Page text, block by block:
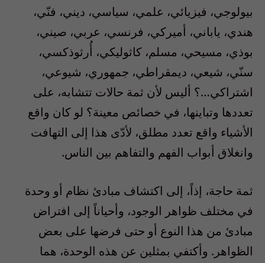
بيولوجي، فيزيائي، علمي، سياسي، ديني، فنّي،
هندي، ياباني، أميركي، فرنسي، عربي، صيني،
بوذي، مسيحي، مسلم، كاثوليكي، أُرثوذكسي،
سنّي، شيعي، ديمقراطي، جمهوري، شيوعي،
اشتراكي…؟ أليس لأن ثمة حالات تتشابه، على
تعددها وتباينها، في خصائص معينة؟ لو كان واقع
الأشياء واقع تعدد مطلق، لأدّى هذا إلى التهافت
وانغلاق أبواب الفهم والتفاهم بين الناس.
ثمة حاجة، إذاً، إلى اكتشاف مبادئ نظام أو وحدة
في مختلف ظواهر الوجود، وأحياناً إلى افتراض
مبادئ من هذا النوع أو حتى فرضها على بعض
الظواهر. وأكتفي بمثلين عن هذه الوحدة، هما